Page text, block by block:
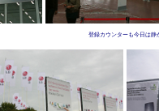
登録カウンターも今日は静